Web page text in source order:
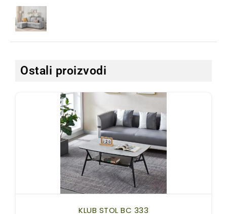
Ostali proizvodi
KLUB STOL BC 333